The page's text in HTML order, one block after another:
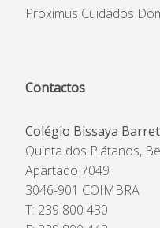
Proximus Cuidados
Contactos
Colégio Bissaya
Quinta dos Plátanos,
Apartado 7049
3046-901 COIMBRA
T: 239 800 430